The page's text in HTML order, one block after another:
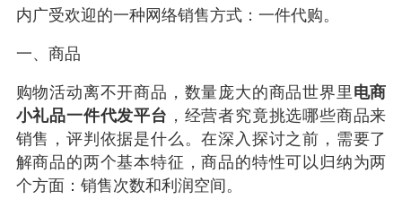
内广受欢迎的一种网络销售方式：一件代购。
一、商品
购物活动离不开商品，数量庞大的商品世界里电商
小礼品一件代发平台 ，经营者究竟挑选哪些商品来
销售，评判依据是什么。在深入探讨之前，需要了
解商品的两个基本特征，商品的特性可以归纳为两
个方面：销售次数和利润空间。